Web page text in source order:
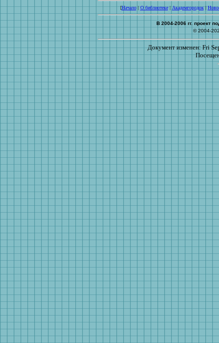
[Начало|О библиотеке|Академгородок|
В 2004-2006 гг. проект
© 2004-
Документ изменен: Fri